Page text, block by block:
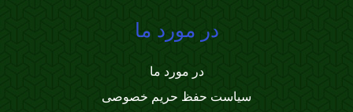
در مورد ما
در مورد ما
سیاست حفظ حریم خصوصی